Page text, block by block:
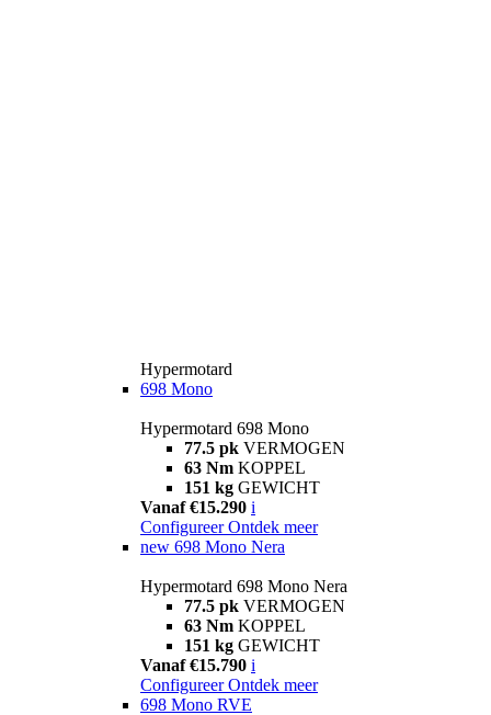
Hypermotard
698 Mono
Hypermotard 698 Mono
77.5 pk VERMOGEN
63 Nm KOPPEL
151 kg GEWICHT
Vanaf €15.290 i
Configureer Ontdek meer
new 698 Mono Nera
Hypermotard 698 Mono Nera
77.5 pk VERMOGEN
63 Nm KOPPEL
151 kg GEWICHT
Vanaf €15.790 i
Configureer Ontdek meer
698 Mono RVE